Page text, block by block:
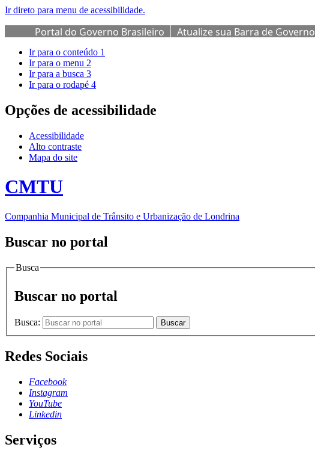
Ir direto para menu de acessibilidade.
Portal do Governo Brasileiro Atualize sua Barra de Governo
Ir para o conteúdo 1
Ir para o menu 2
Ir para a busca 3
Ir para o rodapé 4
Opções de acessibilidade
Acessibilidade
Alto contraste
Mapa do site
CMTU
Companhia Municipal de Trânsito e Urbanização de Londrina
Buscar no portal
Busca
Buscar no portal
Busca: Buscar
Redes Sociais
Facebook
Instagram
YouTube
Linkedin
Serviços